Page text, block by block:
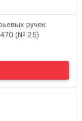
ручек
(№ 25)